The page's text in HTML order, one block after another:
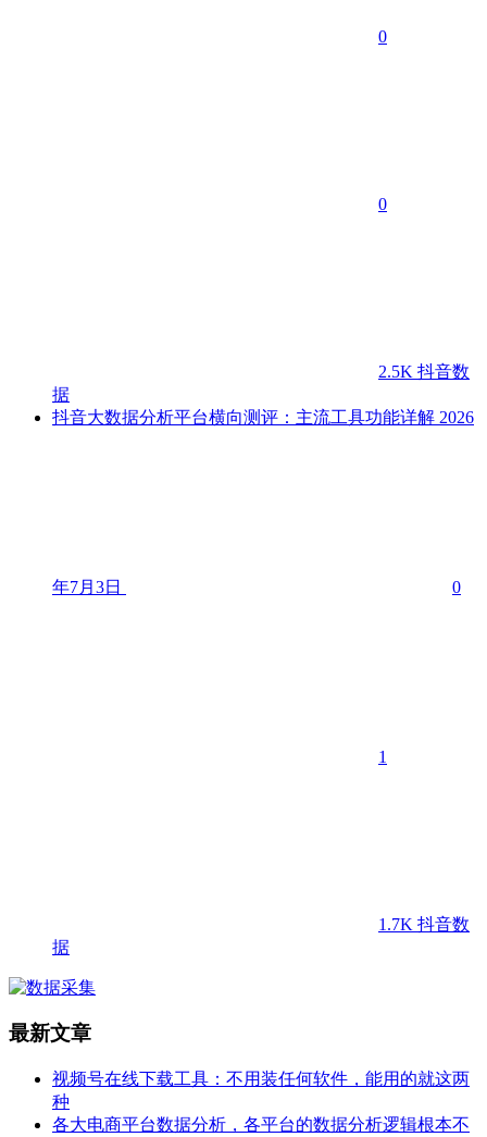
0
0
2.5K 抖音数
据
抖音大数据分析平台横向测评：主流工具功能详解 2026
年7月3日 0
1
1.7K 抖音数
据
最新文章
视频号在线下载工具：不用装任何软件，能用的就这两
种
各大电商平台数据分析，各平台的数据分析逻辑根本不